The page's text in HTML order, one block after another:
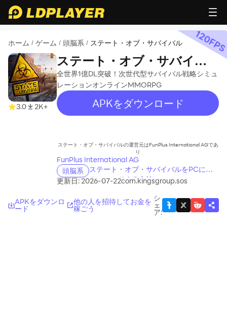
ホーム / ゲーム / 頭脳系 / ステート・オブ・サバイバル
3.0 2K+
ステート・オブ・サバイバ
ル
全世界1億DL突破！次世代型サバイバル戦略シミュ
レーションオンラインMMORPG
APKをダウンロード
recommend
ステート・オブ・サバイバルの運営元はFunPlus International AGであ
り
FunPlus International AG
頭脳系
ステート・オブ・サバイバルをPCにダ
ウンロードする方法
更新日: 2026-07-22com.kingsgroup.sos
APKをダウンロ
ード
他の人を招待してお金を
稼ごう
シ
ェ
ア:
120